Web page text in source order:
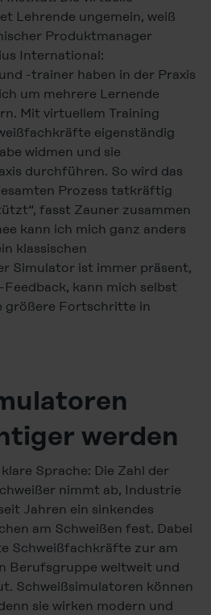
Lehrende ungemein, weiß
Produktmanager
International:
-trainer haben in der Praxis
um mehrere Lernende
Mit virtuellem Training
eigenständig
widmen und sie
durchführen. So wird das
Prozess tatkräftig
fasst Zauner zusammen
kann ich mich ganz anders
klassischen
Simulator ist immer präsent,
kann mich selbst
größere Fortschritte in
werden
Sprache: Die Zahl der
nimmt ab, Industrie
Jahren ein sinkendes
am Schweißen fest. Dabei
Schweißfachkräfte zur am
Berufsgruppe weltweit und
Schweißsimulatoren können
sie wirken modern und